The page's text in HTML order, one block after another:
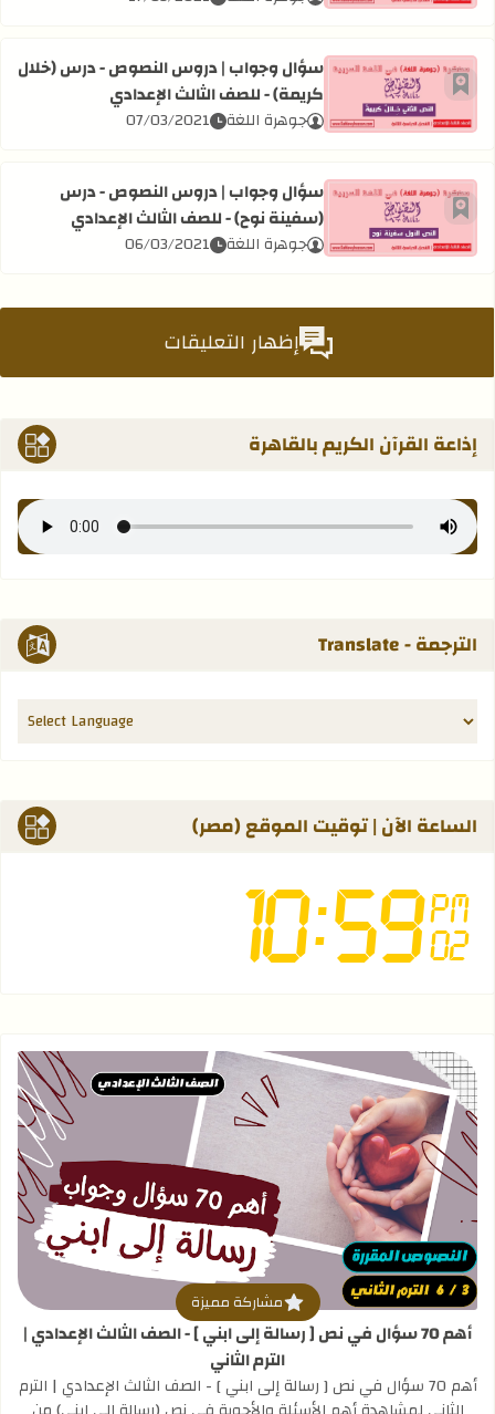
أضف إلى العلامات المرجعية
اقرأ المزيد عن سؤال وجواب | دروس النصوص - درس (خلال
سؤال وجواب | دروس النصوص - درس (خلال
كريمة) - للصف الثالث الإعدادي
جوهرة اللغة 07/03/2021
أضف إلى العلامات المرجعية
اقرأ المزيد عن سؤال وجواب | دروس النصوص - درس (سفينة
سؤال وجواب | دروس النصوص - درس
(سفينة نوح) - للصف الثالث الإعدادي
جوهرة اللغة 06/03/2021
إظهار التعليقات
إذاعة القرآن الكريم بالقاهرة
الترجمة - Translate
الساعة الآن | توقيت الموقع (مصر)
قراءة المزيد عن أهم 70 سؤال في نص [ رسالة إلى ابني ] - الصف الثالث الإعدادي | الترم الثاني
مشاركة مميزة
أهم 70 سؤال في نص [ رسالة إلى ابني ] - الصف الثالث الإعدادي |
الترم الثاني
أهم 70 سؤال في نص [ رسالة إلى ابني ] - الصف الثالث الإعدادي | الترم